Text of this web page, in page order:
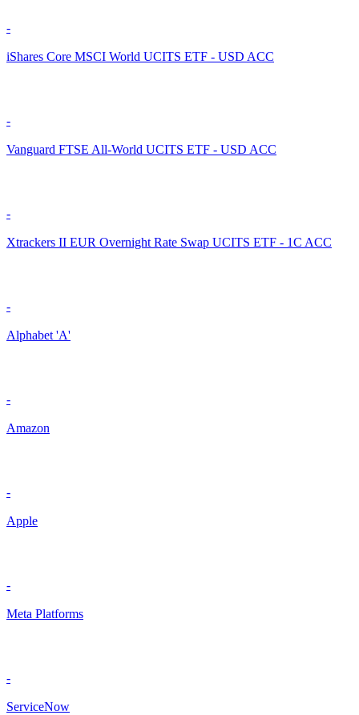
-
iShares Core MSCI World UCITS ETF - USD ACC
-
Vanguard FTSE All-World UCITS ETF - USD ACC
-
Xtrackers II EUR Overnight Rate Swap UCITS ETF - 1C ACC
-
Alphabet 'A'
-
Amazon
-
Apple
-
Meta Platforms
-
ServiceNow